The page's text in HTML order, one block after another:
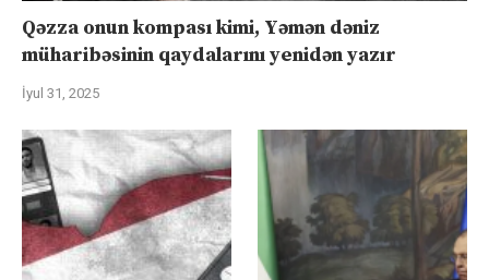
Qəzza onun kompası kimi, Yəmən dəniz
müharibəsinin qaydalarını yenidən yazır
İyul 31, 2025